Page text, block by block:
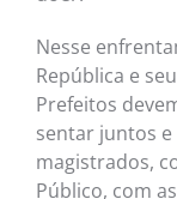
Nesse
República e
Prefeitos
sentar juntos
magistrados,
Público, com